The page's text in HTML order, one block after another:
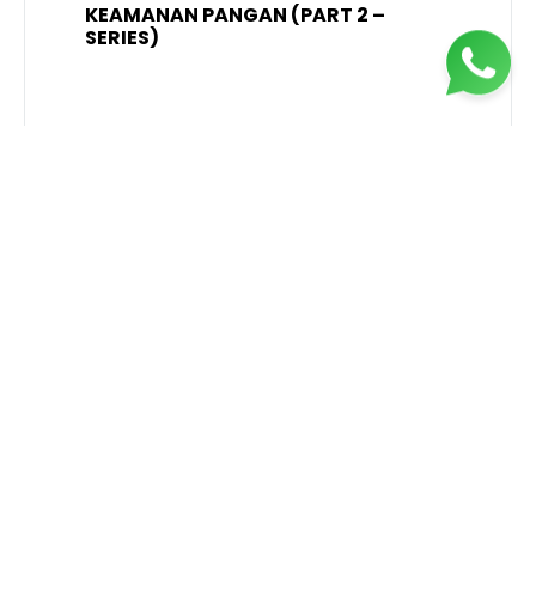
KEAMANAN PANGAN (PART 2 –
SERIES)